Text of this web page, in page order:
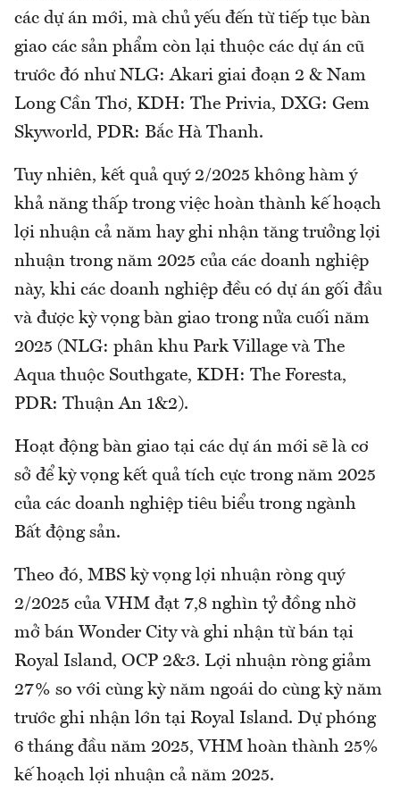
các dự án mới, mà chủ yếu đến từ tiếp tục bàn
giao các sản phẩm còn lại thuộc các dự án cũ
trước đó như NLG: Akari giai đoạn 2 & Nam
Long Cần Thơ, KDH: The Privia, DXG: Gem
Skyworld, PDR: Bắc Hà Thanh.
Tuy nhiên, kết quả quý 2/2025 không hàm ý
khả năng thấp trong việc hoàn thành kế hoạch
lợi nhuận cả năm hay ghi nhận tăng trưởng lợi
nhuận trong năm 2025 của các doanh nghiệp
này, khi các doanh nghiệp đều có dự án gối đầu
và được kỳ vọng bàn giao trong nửa cuối năm
2025 (NLG: phân khu Park Village và The
Aqua thuộc Southgate, KDH: The Foresta,
PDR: Thuận An 1&2).
Hoạt động bàn giao tại các dự án mới sẽ là cơ
sở để kỳ vọng kết quả tích cực trong năm 2025
của các doanh nghiệp tiêu biểu trong ngành
Bất động sản.
Theo đó, MBS kỳ vọng lợi nhuận ròng quý
2/2025 của VHM đạt 7,8 nghìn tỷ đồng nhờ
mở bán Wonder City và ghi nhận từ bán tại
Royal Island, OCP 2&3. Lợi nhuận ròng giảm
27% so với cùng kỳ năm ngoái do cùng kỳ năm
trước ghi nhận lớn tại Royal Island. Dự phóng
6 tháng đầu năm 2025, VHM hoàn thành 25%
kế hoạch lợi nhuận cả năm 2025.